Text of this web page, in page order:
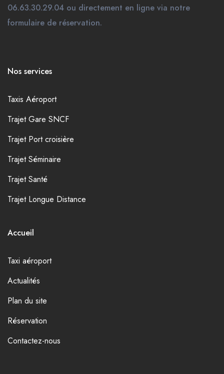
06.63.30.29.04 ou directement en ligne via notre
formulaire de réservation.
Nos services
Taxis Aéroport
Trajet Gare SNCF
Trajet Port croisière
Trajet Séminaire
Trajet Santé
Trajet Longue Distance
Accueil
Taxi aéroport
Actualités
Plan du site
Réservation
Contactez-nous